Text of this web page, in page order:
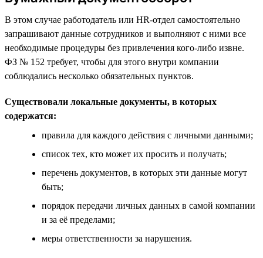
В этом случае работодатель или HR-отдел самостоятельно
запрашивают данные сотрудников и выполняют с ними все
необходимые процедуры без привлечения кого-либо извне.
ФЗ № 152 требует, чтобы для этого внутри компании
соблюдались несколько обязательных пунктов.
Существовали локальные документы, в которых
содержатся:
правила для каждого действия с личными данными;
список тех, кто может их просить и получать;
перечень документов, в которых эти данные могут
быть;
порядок передачи личных данных в самой компании
и за её пределами;
меры ответственности за нарушения.